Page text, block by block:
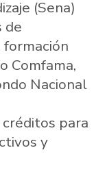
(Sena)
de
Comfama,
Nacional
para
y